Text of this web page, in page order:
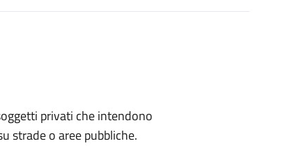
privati che intendono
strade o aree pubbliche.